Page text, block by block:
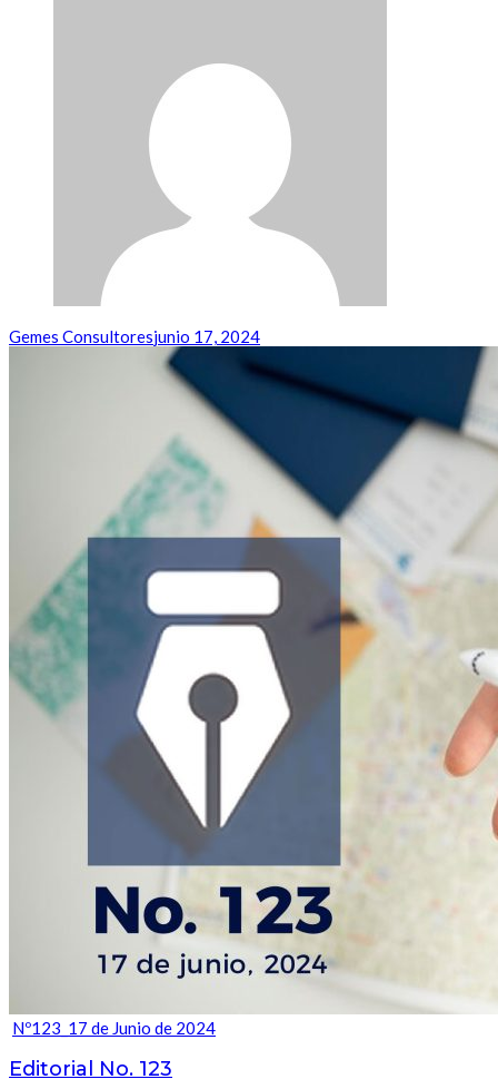
Gemes Consultoresjunio 17, 2024
Nº123_17 de Junio de 2024
Editorial No. 123